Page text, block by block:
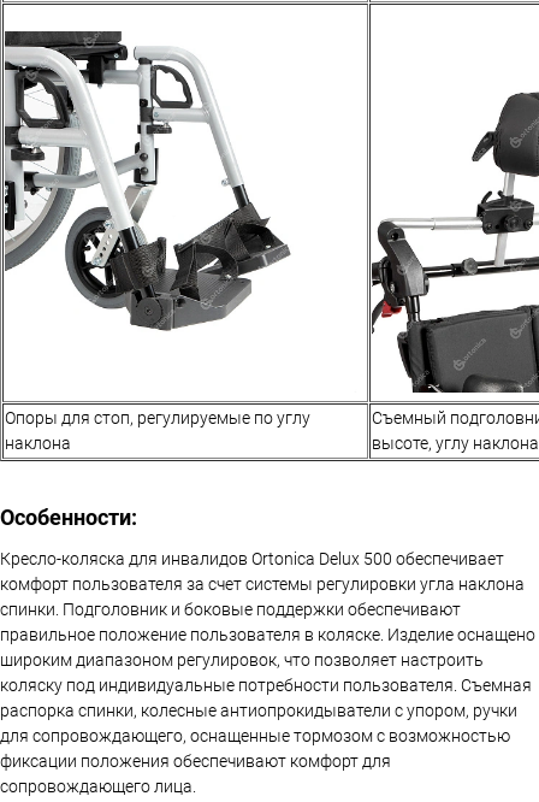
Опоры для стоп, регулируемые по углу
наклона
Съемный
высоте, углу
Особенности:
Кресло-коляска для инвалидов Ortonica Delux 500 обеспечивает
комфорт пользователя за счет системы регулировки угла наклона
спинки. Подголовник и боковые поддержки обеспечивают
правильное положение пользователя в коляске. Изделие оснащено
широким диапазоном регулировок, что позволяет настроить
коляску под индивидуальные потребности пользователя. Съемная
распорка спинки, колесные антиопрокидыватели с упором, ручки
для сопровождающего, оснащенные тормозом с возможностью
фиксации положения обеспечивают комфорт для
сопровождающего лица.